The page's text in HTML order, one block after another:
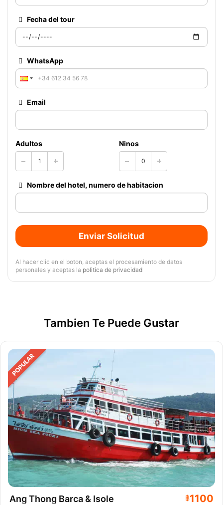
Fecha del tour
WhatsApp
Email
Adultos Ninos
Nombre del hotel, numero de habitacion
Enviar Solicitud
Al hacer clic en el boton, aceptas el procesamiento de datos
personales y aceptas la politica de privacidad
Tambien Te Puede Gustar
Ang Thong Barca & Isole ฿1100